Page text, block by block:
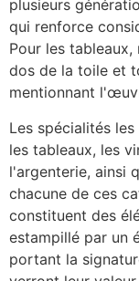
plusieurs
qui renforce
Pour les
dos de la toile et
mentionnant
Les spécialités
les tableaux, les
l'argenterie, ainsi
chacune de ces
constituent des
estampillé par un
portant la